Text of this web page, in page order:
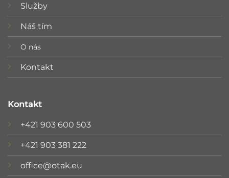
Služby
Náš tím
O nás
Kontakt
Kontakt
+421 903 600 503
+421 903 381 222
office@otak.eu